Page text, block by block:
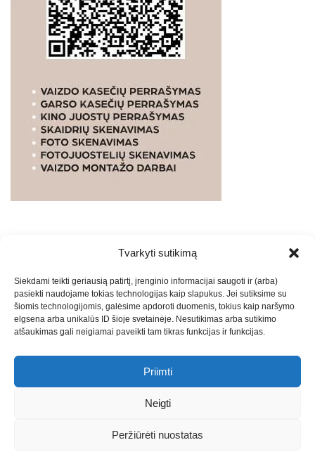
Tvarkyti sutikimą
Siekdami teikti geriausią patirtį, įrenginio informacijai saugoti ir (arba)
pasiekti naudojame tokias technologijas kaip slapukus. Jei sutiksime su
šiomis technologijomis, galėsime apdoroti duomenis, tokius kaip naršymo
elgsena arba unikalūs ID šioje svetainėje. Nesutikimas arba sutikimo
atšaukimas gali neigiamai paveikti tam tikras funkcijas ir funkcijas.
Priimti
Neigti
Peržiūrėti nuostatas
PASLAUGOS. SEO tekstų rašymas, turinio kūrimas,
straipsnių rašymas ir talpinimas į mūsų valdomas
svetaines.2026Armijai.LTTheme: Express News ByAdore
Themes.
Marketingo agentūra -Teisinės
-Saulius Narbutas
Regionų naujienos-